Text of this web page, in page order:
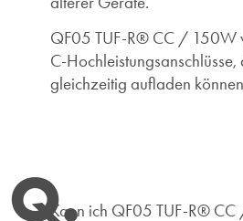
QF05 TUF-R® CC / 150W
C-
gleichzeitig aufladen
Q.Kann ich QF05 TUF-R®